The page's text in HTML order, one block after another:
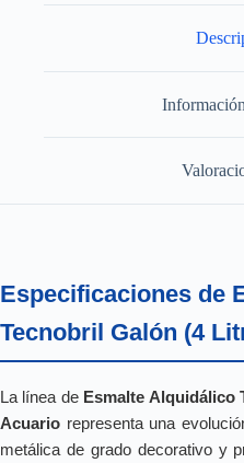
Especificaciones de
Tecnobril Galón (4
La línea de Esmalte Alquidálico
Acuario representa una
metálica de grado decorativo y